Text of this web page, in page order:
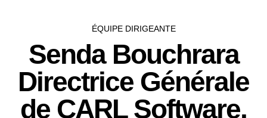
ÉQUIPE DIRIGEANTE
Senda Bouchrara
Directrice Générale
de CARL Software,